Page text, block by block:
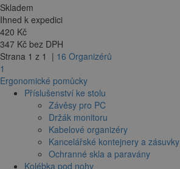
Skladem
Ihned k expedici
420 Kč
347 Kč bez DPH
Strana 1 z 1 | 16 Organizérů
1
Ergonomické pomůcky
Příslušenství ke stolu
Závěsy pro PC
Držák monitoru
Kabelové organizéry
Kancelářské kontejnery a zásuvky
Ochranné skla a paravány
Kolébka pod nohy